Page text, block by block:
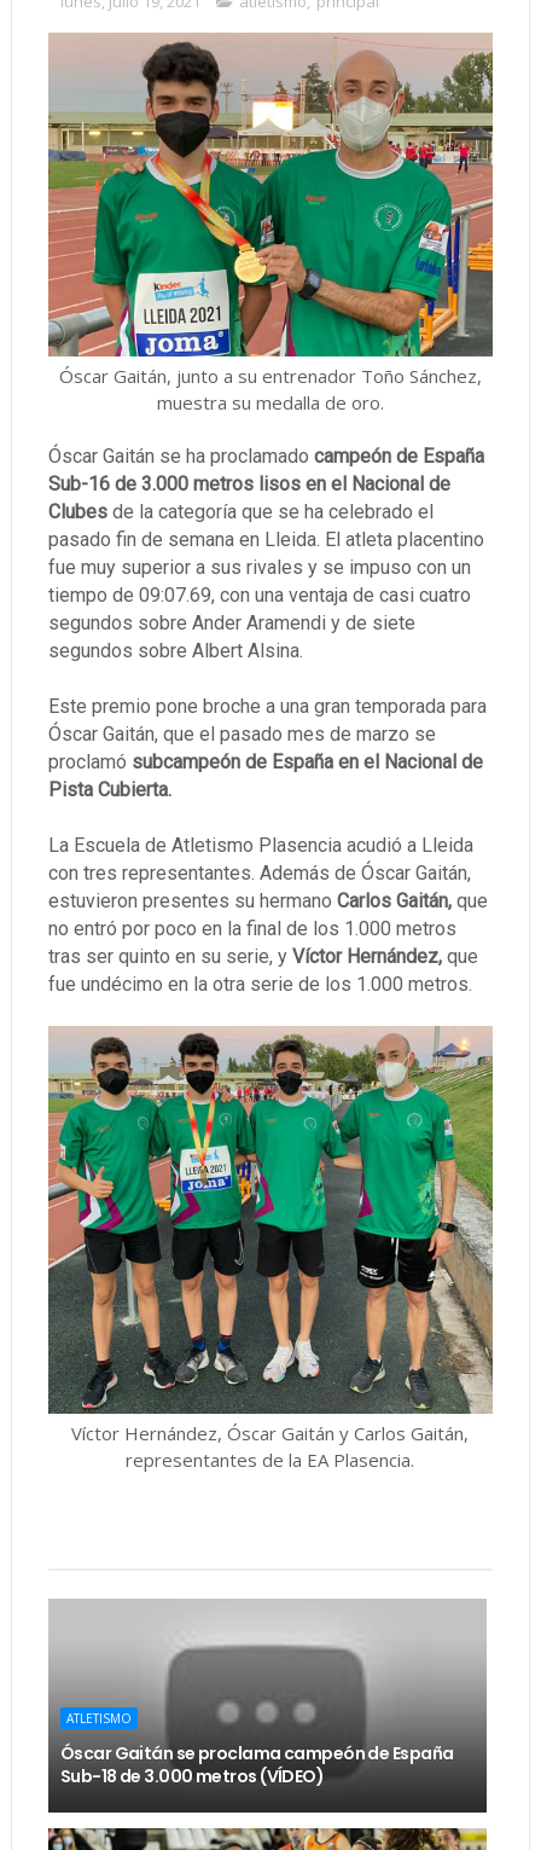
Óscar Gaitán, junto a su entrenador Toño Sánchez,
muestra su medalla de oro.
Óscar Gaitán se ha proclamado campeón de España
Sub-16 de 3.000 metros lisos en el Nacional de
Clubesde la categoría que se ha celebrado el
pasado fin de semana en Lleida. El atleta placentino
fue muy superior a sus rivales y se impuso con un
tiempo de 09:07.69, con una ventaja de casi cuatro
segundos sobre Ander Aramendi y de siete
segundos sobre Albert Alsina.
Este premio pone broche a una gran temporada para
Óscar Gaitán, que el pasado mes de marzo se
proclamó subcampeón de España en el Nacional de
Pista Cubierta.
La Escuela de Atletismo Plasencia acudió a Lleida
con tres representantes. Además de Óscar Gaitán,
estuvieron presentes su hermano Carlos Gaitán, que
no entró por poco en la final de los 1.000 metros
tras ser quinto en su serie, y Víctor Hernández,que
fue undécimo en la otra serie de los 1.000 metros.
Víctor Hernández, Óscar Gaitán y Carlos Gaitán,
representantes de la EA Plasencia.
ATLETISMO
Óscar Gaitán se proclama campeón de España
Sub-18 de 3.000 metros (VÍDEO)